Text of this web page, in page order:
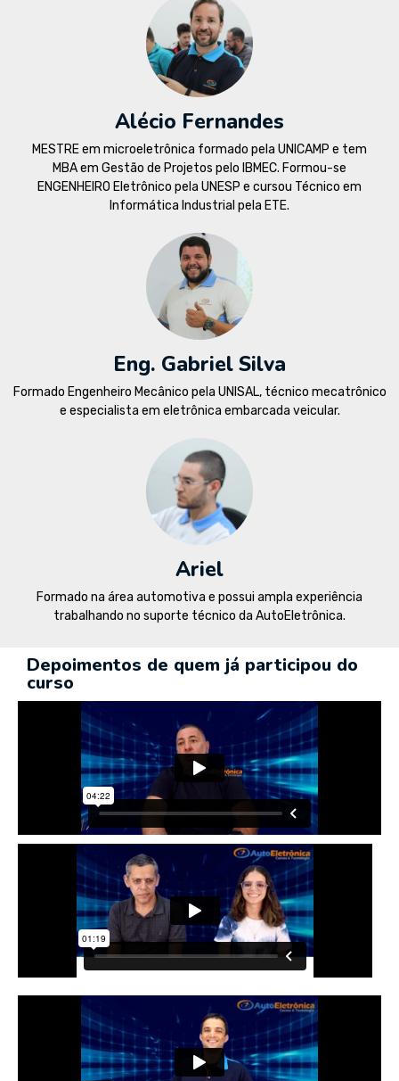
Alécio Fernandes
MESTRE em microeletrônica formado pela UNICAMP e tem
MBA em Gestão de Projetos pelo IBMEC. Formou-se
ENGENHEIRO Eletrônico pela UNESP e cursou Técnico em
Informática Industrial pela ETE.
Eng. Gabriel Silva
Formado Engenheiro Mecânico pela UNISAL, técnico mecatrônico
e especialista em eletrônica embarcada veicular.
Ariel
Formado na área automotiva e possui ampla experiência
trabalhando no suporte técnico da AutoEletrônica.
Depoimentos de quem já participou do
curso